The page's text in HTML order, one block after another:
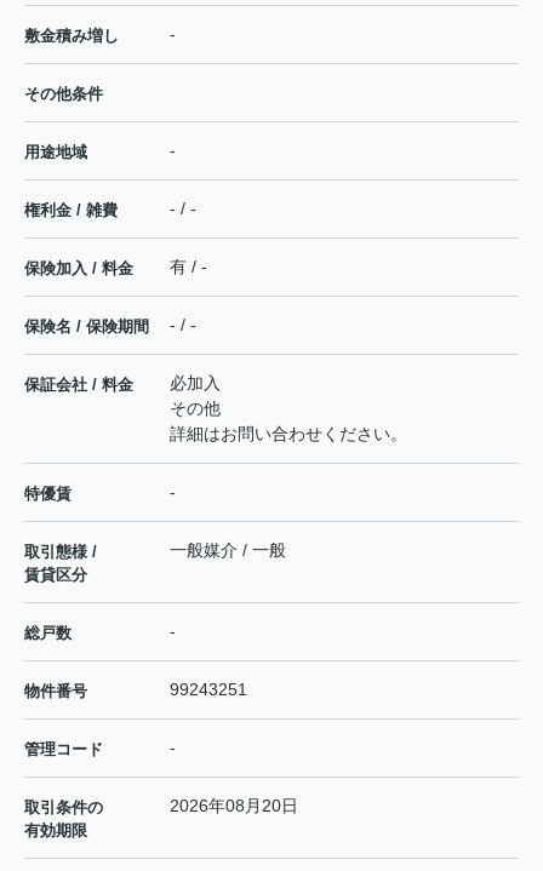
敷金積み増し -
その他条件
用途地域 -
権利金 / 雑費 - / -
保険加入 / 料金 有 / -
保険名 / 保険期間 - / -
保証会社 / 料金
必加入
その他
詳細はお問い合わせください。
特優賃 -
取引態様 /
賃貸区分
一般媒介 / 一般
総戸数 -
物件番号 99243251
管理コード -
取引条件の
有効期限
2026年08月20日